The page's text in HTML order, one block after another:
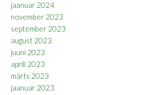
jaanuar 2024
november 2023
september 2023
august 2023
juuni 2023
aprill 2023
märts 2023
jaanuar 2023